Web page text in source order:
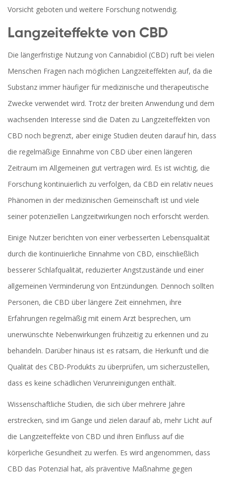
Vorsicht geboten und weitere Forschung notwendig.
Langzeiteffekte von CBD
Die längerfristige Nutzung von Cannabidiol (CBD) ruft bei vielen
Menschen Fragen nach möglichen Langzeiteffekten auf, da die
Substanz immer häufiger für medizinische und therapeutische
Zwecke verwendet wird. Trotz der breiten Anwendung und dem
wachsenden Interesse sind die Daten zu Langzeiteffekten von
CBD noch begrenzt, aber einige Studien deuten darauf hin, dass
die regelmäßige Einnahme von CBD über einen längeren
Zeitraum im Allgemeinen gut vertragen wird. Es ist wichtig, die
Forschung kontinuierlich zu verfolgen, da CBD ein relativ neues
Phänomen in der medizinischen Gemeinschaft ist und viele
seiner potenziellen Langzeitwirkungen noch erforscht werden.
Einige Nutzer berichten von einer verbesserten Lebensqualität
durch die kontinuierliche Einnahme von CBD, einschließlich
besserer Schlafqualität, reduzierter Angstzustände und einer
allgemeinen Verminderung von Entzündungen. Dennoch sollten
Personen, die CBD über längere Zeit einnehmen, ihre
Erfahrungen regelmäßig mit einem Arzt besprechen, um
unerwünschte Nebenwirkungen frühzeitig zu erkennen und zu
behandeln. Darüber hinaus ist es ratsam, die Herkunft und die
Qualität des CBD-Produkts zu überprüfen, um sicherzustellen,
dass es keine schädlichen Verunreinigungen enthält.
Wissenschaftliche Studien, die sich über mehrere Jahre
erstrecken, sind im Gange und zielen darauf ab, mehr Licht auf
die Langzeiteffekte von CBD und ihren Einfluss auf die
körperliche Gesundheit zu werfen. Es wird angenommen, dass
CBD das Potenzial hat, als präventive Maßnahme gegen